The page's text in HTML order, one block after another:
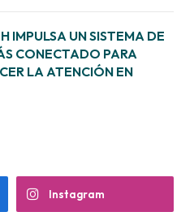
IMPULSA UN SISTEMA DE
CONECTADO PARA
LA ATENCIÓN EN
Instagram